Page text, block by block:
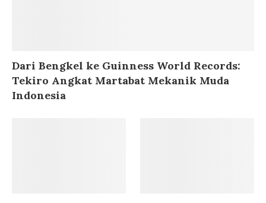
Dari Bengkel ke Guinness World Records:
Tekiro Angkat Martabat Mekanik Muda
Indonesia